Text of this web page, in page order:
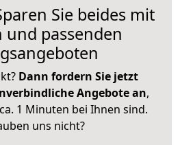
Sie beides mit
und passenden
Dann fordern Sie jetzt
Angebote an,
1 Minuten bei Ihnen sind.
uns nicht?